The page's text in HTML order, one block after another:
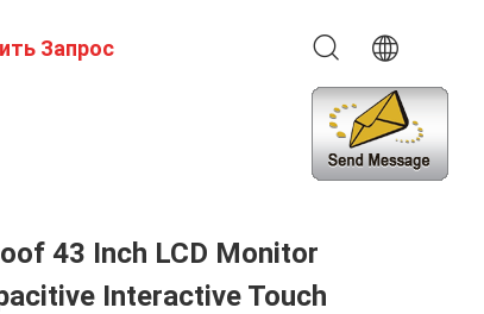
Запрос
43 Inch LCD Monitor
Interactive Touch